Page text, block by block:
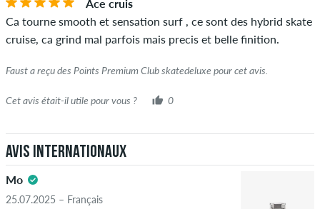
cet article, vous pouvez le voir grâce à l'encoche verte à côté
du nom avec les mots "achat vérifié". Pour ces personnes,
l'achat a été vérifié en fonction de leurs commandes. Pour les
personne possède réellement ou a possédé l'article.
Ace cruis
Ca tourne smooth et sensation surf , ce sont des hybrid skate
cruise, ca grind mal parfois mais precis et belle finition.
Faust a reçu des Points Premium Club skatedeluxe pour cet avis.
Cet avis était-il utile pour vous ? 0
Avis internationaux
Mo
25.07.2025 – Français